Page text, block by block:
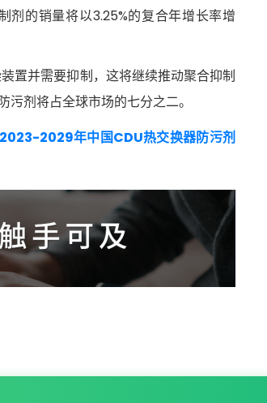
的销量将以3.25%的复合年增长率增
置并需要抑制，这将继续推动聚合抑制
剂将占全球市场的七分之二。
2023-2029年中国CDU热交换器防污剂